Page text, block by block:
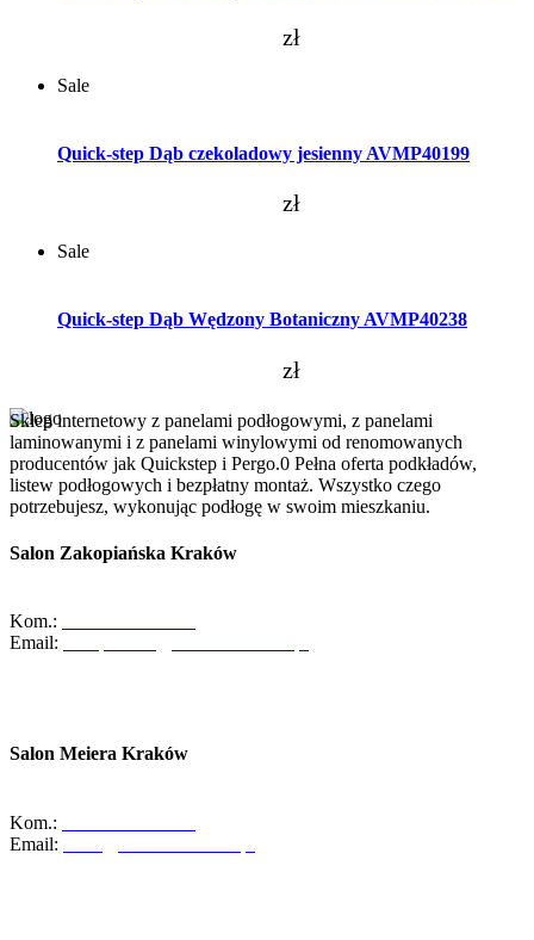
zł
Sale
Quick-step Dąb czekoladowy jesienny AVMP40199
zł
Sale
Quick-step Dąb Wędzony Botaniczny AVMP40238
zł
Sklep internetowy z panelami podłogowymi, z panelami
laminowanymi i z panelami winylowymi od renomowanych
producentów jak Quickstep i Pergo.0 Pełna oferta podkładów,
listew podłogowych i bezpłatny montaż. Wszystko czego
potrzebujesz, wykonując podłogę w swoim mieszkaniu.
Salon Zakopiańska Kraków
Kom.:
Email:
Salon Meiera Kraków
Kom.:
Email: